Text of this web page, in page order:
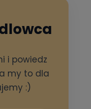
i powiedz
my to dla
:)